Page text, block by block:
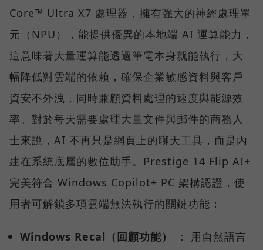
Core™ Ultra X7 處理器，擁有強大的神經處理單
元（NPU），能提供優異的本地端 AI 運算能力，
這意味著大量運算能透過筆電本身就能執行，大
幅降低對雲端的依賴，確保企業敏感資料與客戶
資安不外洩，同時兼顧資料處理的速度與能源效
率。對於每天需要處理大量文件與郵件的商務人
士來說，AI 不再只是網頁上的聊天工具，而是內
建在系統底層的數位助手。Prestige 14 Flip AI+
完美符合 Windows Copilot+ PC 架構認證，使
用者可解鎖多項雲端無法執行的關鍵功能：
Windows Recal（回顧功能） ：
用自然語言